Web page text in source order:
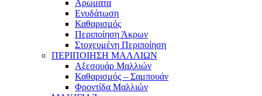
Αρώματα
Ενυδάτωση
Καθαρισμός
Περιποίηση Άκρων
Στοχευμένη Περιποίηση
ΠΕΡΙΠΟΙΗΣΗ ΜΑΛΛΙΩΝ
Αξεσουάρ Μαλλιών
Καθαρισμός – Σαμπουάν
Φροντίδα Μαλλιών